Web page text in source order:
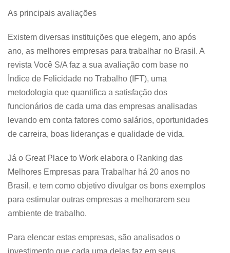
As principais avaliações
Existem diversas instituições que elegem, ano após
ano, as melhores empresas para trabalhar no Brasil. A
revista Você S/A faz a sua avaliação com base no
Índice de Felicidade no Trabalho (IFT), uma
metodologia que quantifica a satisfação dos
funcionários de cada uma das empresas analisadas
levando em conta fatores como salários, oportunidades
de carreira, boas lideranças e qualidade de vida.
Já o Great Place to Work elabora o Ranking das
Melhores Empresas para Trabalhar há 20 anos no
Brasil, e tem como objetivo divulgar os bons exemplos
para estimular outras empresas a melhorarem seu
ambiente de trabalho.
Para elencar estas empresas, são analisados o